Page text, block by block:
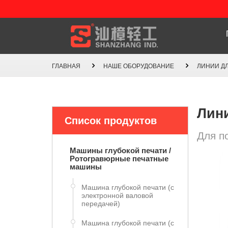
ГЛАВНАЯ НАШЕ ОБОРУДОВАНИЕ ЛИНИИ
Для
Список продуктов
Машины глубокой печати /
Ротогравюрные печатные
машины
Машина глубокой печати (с
электронной валовой
передачей)
Машина глубокой печати (с